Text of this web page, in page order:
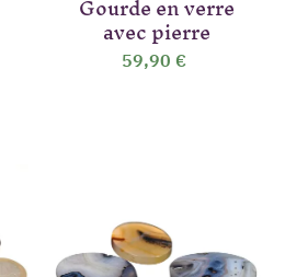
avec pierre
59,90 €